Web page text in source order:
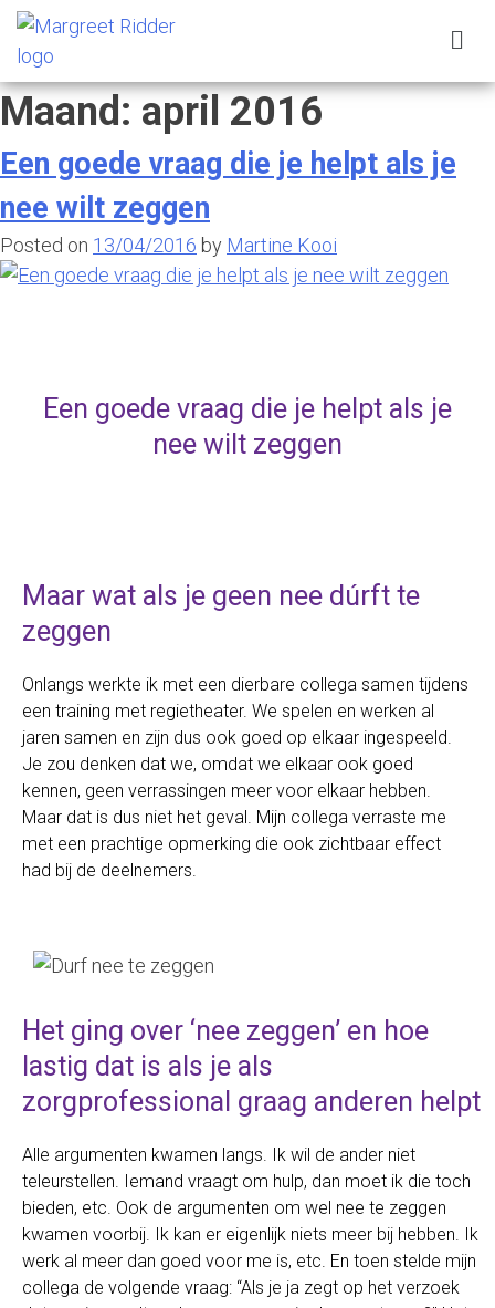
Maand: april 2016
Een goede vraag die je helpt als je
nee wilt zeggen
Posted on 13/04/2016 by Martine Kooi
Een goede vraag die je helpt als je
nee wilt zeggen
Maar wat als je geen nee dúrft te
zeggen
Onlangs werkte ik met een dierbare collega samen tijdens
een training met regietheater. We spelen en werken al
jaren samen en zijn dus ook goed op elkaar ingespeeld.
Je zou denken dat we, omdat we elkaar ook goed
kennen, geen verrassingen meer voor elkaar hebben.
Maar dat is dus niet het geval. Mijn collega verraste me
met een prachtige opmerking die ook zichtbaar effect
had bij de deelnemers.
Het ging over ‘nee zeggen’ en hoe
lastig dat is als je als
zorgprofessional graag anderen helpt
Alle argumenten kwamen langs. Ik wil de ander niet
teleurstellen. Iemand vraagt om hulp, dan moet ik die toch
bieden, etc. Ook de argumenten om wel nee te zeggen
kwamen voorbij. Ik kan er eigenlijk niets meer bij hebben. Ik
werk al meer dan goed voor me is, etc. En toen stelde mijn
collega de volgende vraag: “Als je ja zegt op het verzoek